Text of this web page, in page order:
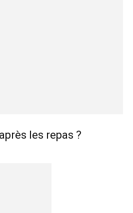
les repas ?